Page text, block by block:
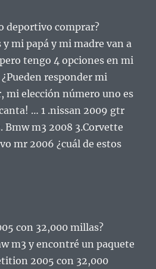
deportivo comprar?
y mi papá y mi madre van a
tengo 4 opciones en mi
responder mi
mi elección número uno es
… 1 .nissan 2009 gtr
Bmw m3 2008 3.Corvette
mr 2006 ¿cuál de estos
con 32,000 millas?
m3 y encontré un paquete
2005 con 32,000